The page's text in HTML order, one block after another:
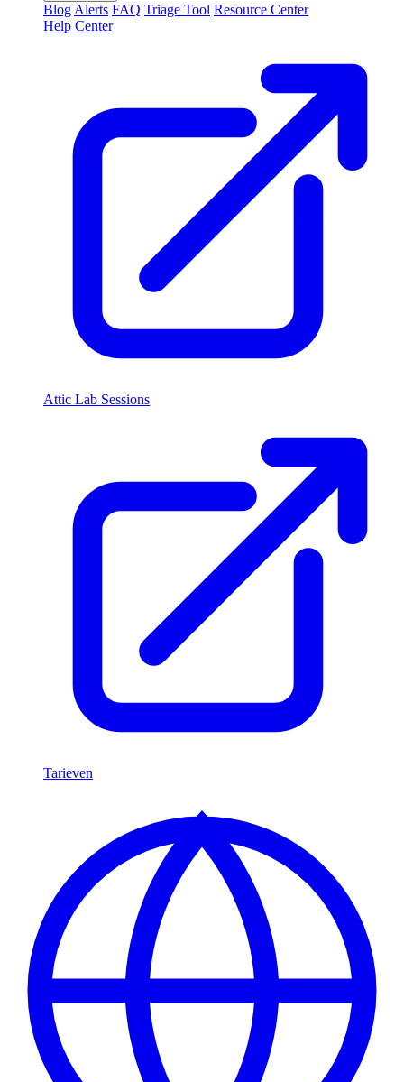
Blog Alerts FAQ Triage Tool Resource Center
Help Center
Attic Lab Sessions
Tarieven